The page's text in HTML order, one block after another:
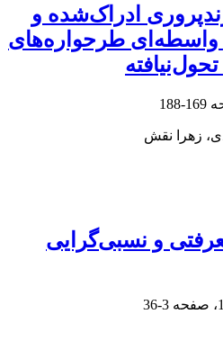
ادراک‌شده و
طرحواره‌های
169-188
زهرا نقش
و نسبی‌گرایی
3-36